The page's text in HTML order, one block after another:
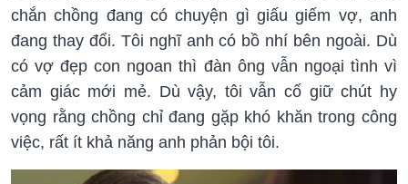
chắn chồng đang có chuyện gì giấu giếm vợ, anh
đang thay đổi. Tôi nghĩ anh có bồ nhí bên ngoài. Dù
có vợ đẹp con ngoan thì đàn ông vẫn ngoại tình vì
cảm giác mới mẻ. Dù vậy, tôi vẫn cố giữ chút hy
vọng rằng chồng chỉ đang gặp khó khăn trong công
việc, rất ít khả năng anh phản bội tôi.